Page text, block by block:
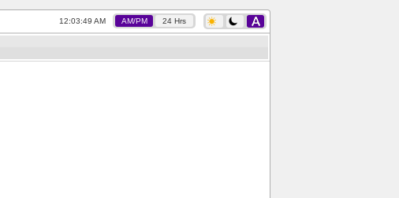
12:03:49 AM AM/PM 24 Hrs